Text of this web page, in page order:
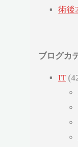
術後
ブログカ
IT